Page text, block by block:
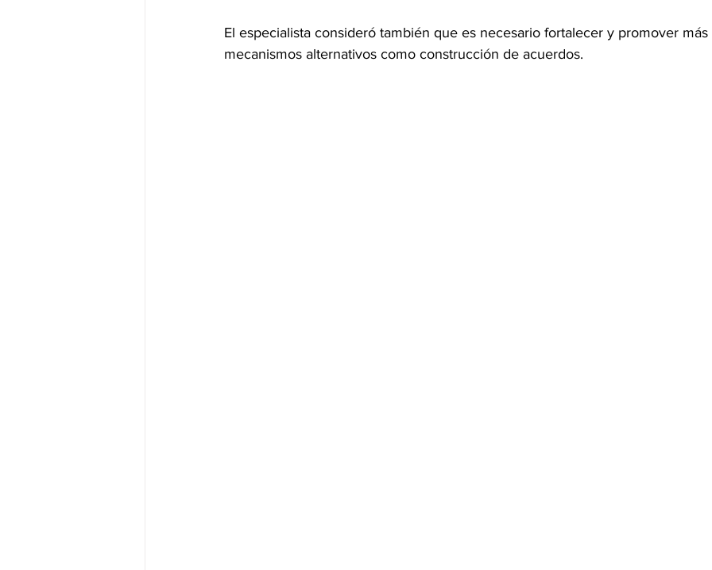
El especialista consideró también que es necesario fortalecer y promover más
mecanismos alternativos como construcción de acuerdos.